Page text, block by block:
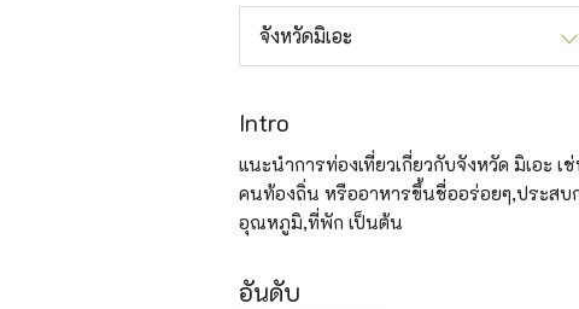
จังหวัดมิเอะ
Intro
แนะนำการท่องเที่ยวเกี่ยวกับจังหวัด มิเอะ
คนท้องถิ่น หรืออาหารขึ้นชื่ออร่อยๆ,ประสบ
อุณหภูมิ,ที่พัก เป็นต้น
อันดับ